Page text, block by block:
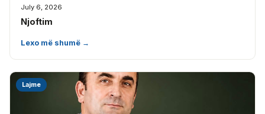
July 6, 2026
Njoftim
Lexo më shumë →
Lajme